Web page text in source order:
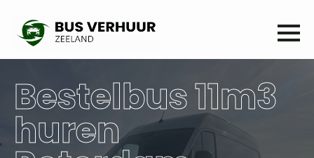
Bestelbus 11m3
huren